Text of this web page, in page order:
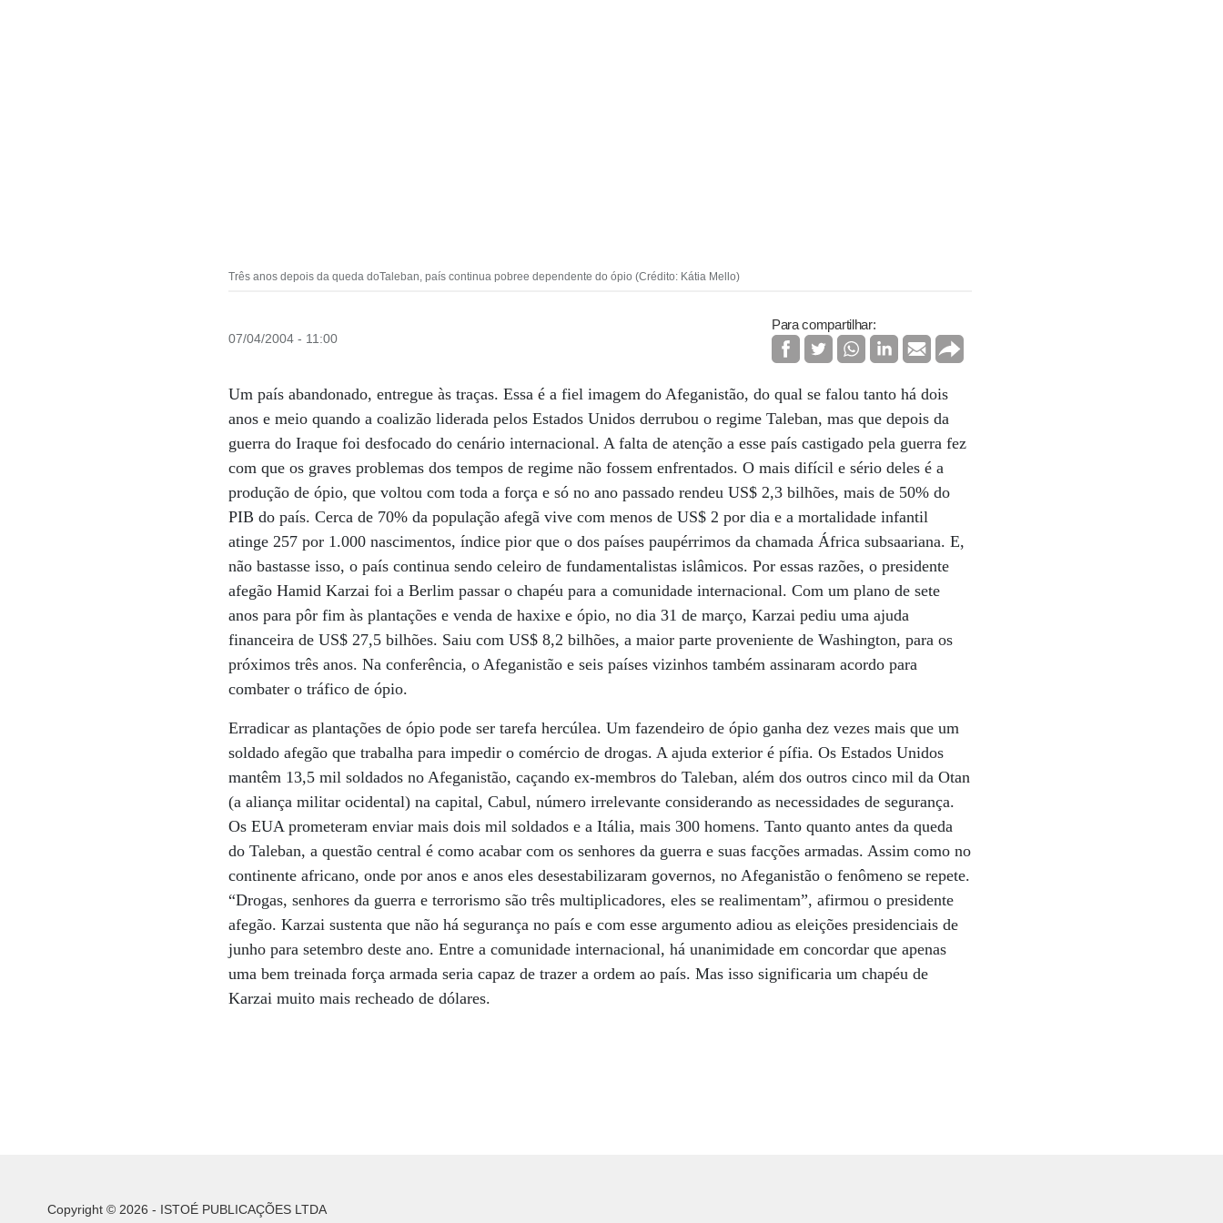
Três anos depois da queda doTaleban, país continua pobree dependente do ópio (Crédito: Kátia Mello)
07/04/2004 - 11:00
Para compartilhar:
Um país abandonado, entregue às traças. Essa é a fiel imagem do Afeganistão, do qual se falou tanto há dois
anos e meio quando a coalizão liderada pelos Estados Unidos derrubou o regime Taleban, mas que depois da
guerra do Iraque foi desfocado do cenário internacional. A falta de atenção a esse país castigado pela guerra fez
com que os graves problemas dos tempos de regime não fossem enfrentados. O mais difícil e sério deles é a
produção de ópio, que voltou com toda a força e só no ano passado rendeu US$ 2,3 bilhões, mais de 50% do
PIB do país. Cerca de 70% da população afegã vive com menos de US$ 2 por dia e a mortalidade infantil
atinge 257 por 1.000 nascimentos, índice pior que o dos países paupérrimos da chamada África subsaariana. E,
não bastasse isso, o país continua sendo celeiro de fundamentalistas islâmicos. Por essas razões, o presidente
afegão Hamid Karzai foi a Berlim passar o chapéu para a comunidade internacional. Com um plano de sete
anos para pôr fim às plantações e venda de haxixe e ópio, no dia 31 de março, Karzai pediu uma ajuda
financeira de US$ 27,5 bilhões. Saiu com US$ 8,2 bilhões, a maior parte proveniente de Washington, para os
próximos três anos. Na conferência, o Afeganistão e seis países vizinhos também assinaram acordo para
combater o tráfico de ópio.
Erradicar as plantações de ópio pode ser tarefa hercúlea. Um fazendeiro de ópio ganha dez vezes mais que um
soldado afegão que trabalha para impedir o comércio de drogas. A ajuda exterior é pífia. Os Estados Unidos
mantêm 13,5 mil soldados no Afeganistão, caçando ex-membros do Taleban, além dos outros cinco mil da Otan
(a aliança militar ocidental) na capital, Cabul, número irrelevante considerando as necessidades de segurança.
Os EUA prometeram enviar mais dois mil soldados e a Itália, mais 300 homens. Tanto quanto antes da queda
do Taleban, a questão central é como acabar com os senhores da guerra e suas facções armadas. Assim como no
continente africano, onde por anos e anos eles desestabilizaram governos, no Afeganistão o fenômeno se repete.
“Drogas, senhores da guerra e terrorismo são três multiplicadores, eles se realimentam”, afirmou o presidente
afegão. Karzai sustenta que não há segurança no país e com esse argumento adiou as eleições presidenciais de
junho para setembro deste ano. Entre a comunidade internacional, há unanimidade em concordar que apenas
uma bem treinada força armada seria capaz de trazer a ordem ao país. Mas isso significaria um chapéu de
Karzai muito mais recheado de dólares.
Copyright © 2026 - ISTOÉ PUBLICAÇÕES LTDA